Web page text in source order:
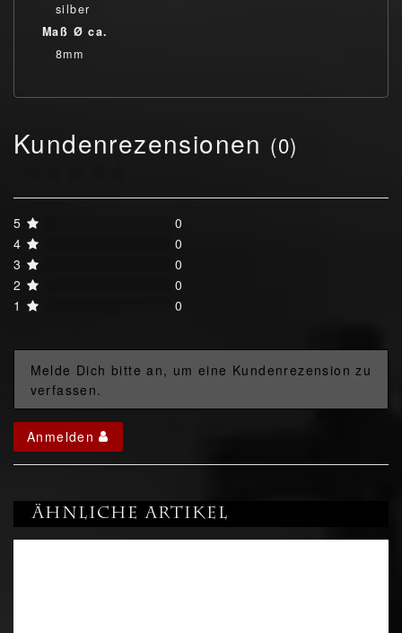
silber
Maß Ø ca.
8mm
Kundenrezensionen (0)
5
0
4
0
3
0
2
0
1
0
Melde Dich bitte an, um eine Kundenrezension zu
verfassen.
Anmelden
Ähnliche Artikel